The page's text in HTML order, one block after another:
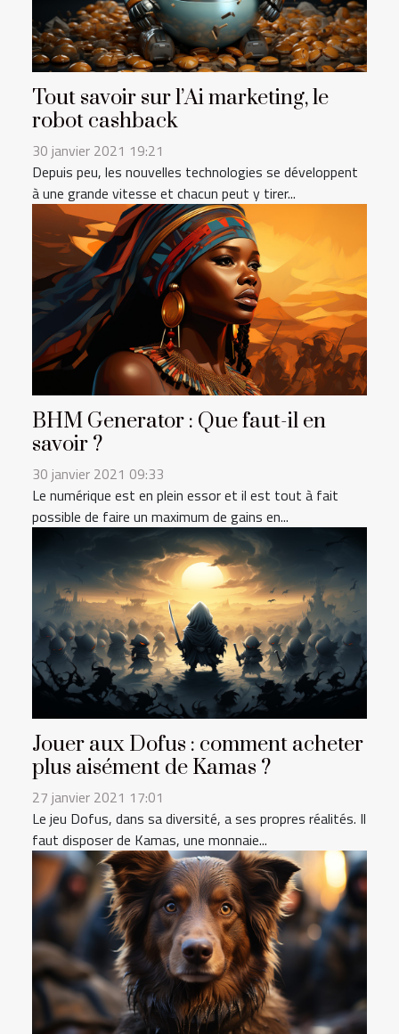
Tout savoir sur l’Ai marketing, le
robot cashback
30 janvier 2021 19:21
Depuis peu, les nouvelles technologies se développent
à une grande vitesse et chacun peut y tirer...
BHM Generator : Que faut-il en
savoir ?
30 janvier 2021 09:33
Le numérique est en plein essor et il est tout à fait
possible de faire un maximum de gains en...
Jouer aux Dofus : comment acheter
plus aisément de Kamas ?
27 janvier 2021 17:01
Le jeu Dofus, dans sa diversité, a ses propres réalités. Il
faut disposer de Kamas, une monnaie...